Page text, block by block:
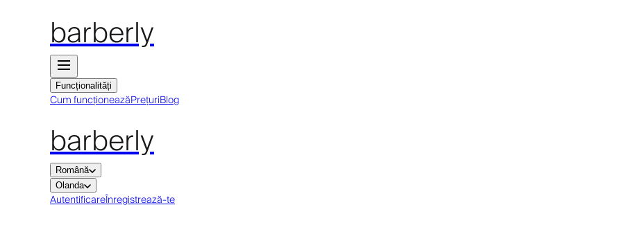
barberly
Funcționalități
Cum funcționeazăPrețuriBlog
barberly
Română
Olanda
AutentificareÎnregistrează-te